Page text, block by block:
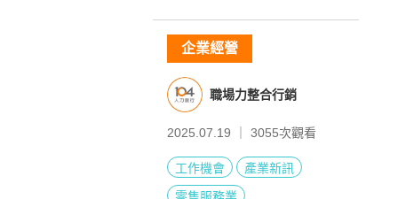
企業經營
職場力整合行銷
2025.07.19 ｜ 3055次觀看
工作機會
產業新訊